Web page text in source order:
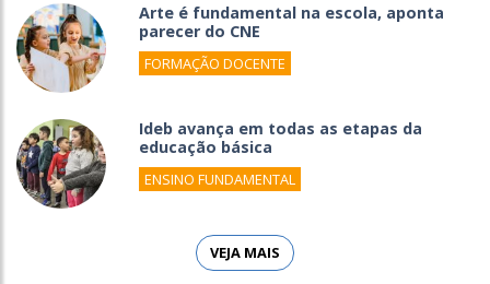
Arte é fundamental na escola, aponta
parecer do CNE
FORMAÇÃO DOCENTE
Ideb avança em todas as etapas da
educação básica
ENSINO FUNDAMENTAL
VEJA MAIS